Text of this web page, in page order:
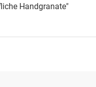
Handgranate"